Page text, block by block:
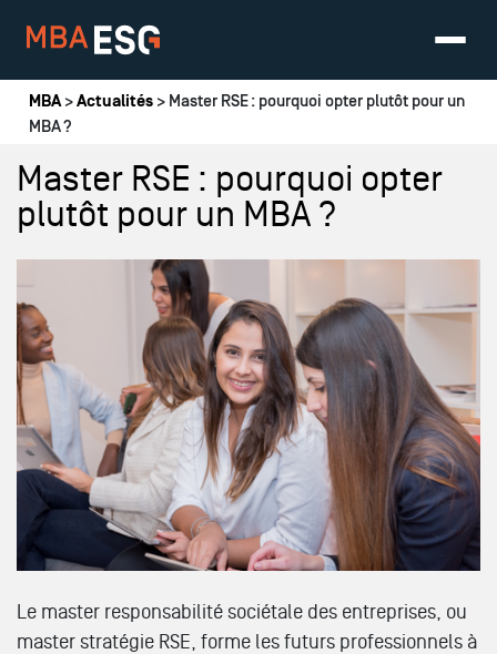
Vous êtes ici
MBA>Actualités > Master RSE : pourquoi opter plutôt pour un
MBA ?
Master RSE : pourquoi opter
plutôt pour un MBA ?
Le master responsabilité sociétale des entreprises, ou
master stratégie RSE, forme les futurs professionnels à